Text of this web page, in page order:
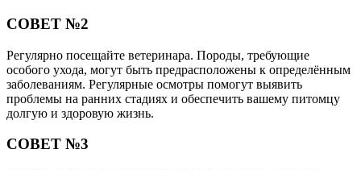
СОВЕТ №2
Регулярно посещайте ветеринара. Породы, требующие
особого ухода, могут быть предрасположены к определённым
заболеваниям. Регулярные осмотры помогут выявить
проблемы на ранних стадиях и обеспечить вашему питомцу
долгую и здоровую жизнь.
СОВЕТ №3